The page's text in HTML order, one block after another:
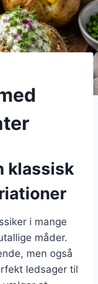
klassisk
i mange
måder.
men også
ledsager til